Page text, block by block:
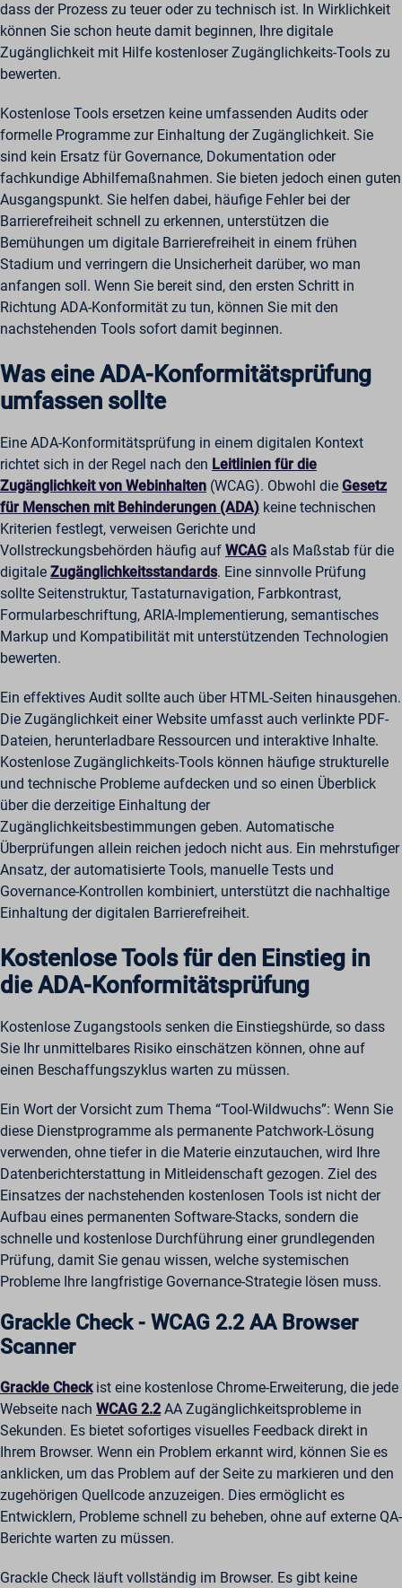
dass der Prozess zu teuer oder zu technisch ist. In Wirklichkeit
können Sie schon heute damit beginnen, Ihre digitale
Zugänglichkeit mit Hilfe kostenloser Zugänglichkeits-Tools zu
bewerten.
Kostenlose Tools ersetzen keine umfassenden Audits oder
formelle Programme zur Einhaltung der Zugänglichkeit. Sie
sind kein Ersatz für Governance, Dokumentation oder
fachkundige Abhilfemaßnahmen. Sie bieten jedoch einen guten
Ausgangspunkt. Sie helfen dabei, häufige Fehler bei der
Barrierefreiheit schnell zu erkennen, unterstützen die
Bemühungen um digitale Barrierefreiheit in einem frühen
Stadium und verringern die Unsicherheit darüber, wo man
anfangen soll. Wenn Sie bereit sind, den ersten Schritt in
Richtung ADA-Konformität zu tun, können Sie mit den
nachstehenden Tools sofort damit beginnen.
Was eine ADA-Konformitätsprüfung
umfassen sollte
Eine ADA-Konformitätsprüfung in einem digitalen Kontext
richtet sich in der Regel nach den Leitlinien für die
Zugänglichkeit von Webinhalten (WCAG). Obwohl die Gesetz
für Menschen mit Behinderungen (ADA) keine technischen
Kriterien festlegt, verweisen Gerichte und
Vollstreckungsbehörden häufig auf WCAG als Maßstab für die
digitale Zugänglichkeitsstandards. Eine sinnvolle Prüfung
sollte Seitenstruktur, Tastaturnavigation, Farbkontrast,
Formularbeschriftung, ARIA-Implementierung, semantisches
Markup und Kompatibilität mit unterstützenden Technologien
bewerten.
Ein effektives Audit sollte auch über HTML-Seiten hinausgehen.
Die Zugänglichkeit einer Website umfasst auch verlinkte PDF-
Dateien, herunterladbare Ressourcen und interaktive Inhalte.
Kostenlose Zugänglichkeits-Tools können häufige strukturelle
und technische Probleme aufdecken und so einen Überblick
über die derzeitige Einhaltung der
Zugänglichkeitsbestimmungen geben. Automatische
Überprüfungen allein reichen jedoch nicht aus. Ein mehrstufiger
Ansatz, der automatisierte Tools, manuelle Tests und
Governance-Kontrollen kombiniert, unterstützt die nachhaltige
Einhaltung der digitalen Barrierefreiheit.
Kostenlose Tools für den Einstieg in
die ADA-Konformitätsprüfung
Kostenlose Zugangstools senken die Einstiegshürde, so dass
Sie Ihr unmittelbares Risiko einschätzen können, ohne auf
einen Beschaffungszyklus warten zu müssen.
Ein Wort der Vorsicht zum Thema “Tool-Wildwuchs”: Wenn Sie
diese Dienstprogramme als permanente Patchwork-Lösung
verwenden, ohne tiefer in die Materie einzutauchen, wird Ihre
Datenberichterstattung in Mitleidenschaft gezogen. Ziel des
Einsatzes der nachstehenden kostenlosen Tools ist nicht der
Aufbau eines permanenten Software-Stacks, sondern die
schnelle und kostenlose Durchführung einer grundlegenden
Prüfung, damit Sie genau wissen, welche systemischen
Probleme Ihre langfristige Governance-Strategie lösen muss.
Grackle Check - WCAG 2.2 AA Browser
Scanner
Grackle Checkist eine kostenlose Chrome-Erweiterung, die jede
Webseite nach WCAG 2.2AA Zugänglichkeitsprobleme in
Sekunden. Es bietet sofortiges visuelles Feedback direkt in
Ihrem Browser. Wenn ein Problem erkannt wird, können Sie es
anklicken, um das Problem auf der Seite zu markieren und den
zugehörigen Quellcode anzuzeigen. Dies ermöglicht es
Entwicklern, Probleme schnell zu beheben, ohne auf externe QA-
Berichte warten zu müssen.
Grackle Check läuft vollständig im Browser. Es gibt keine